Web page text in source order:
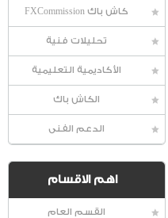
كاش باك FXCommission
تحليلات فنية
الأكاديمية التعليمية
الكاش باك
الدعم الفنى
اهم الاقسام
القسم العام